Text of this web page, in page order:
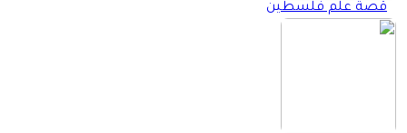
قصة علم فلسطين